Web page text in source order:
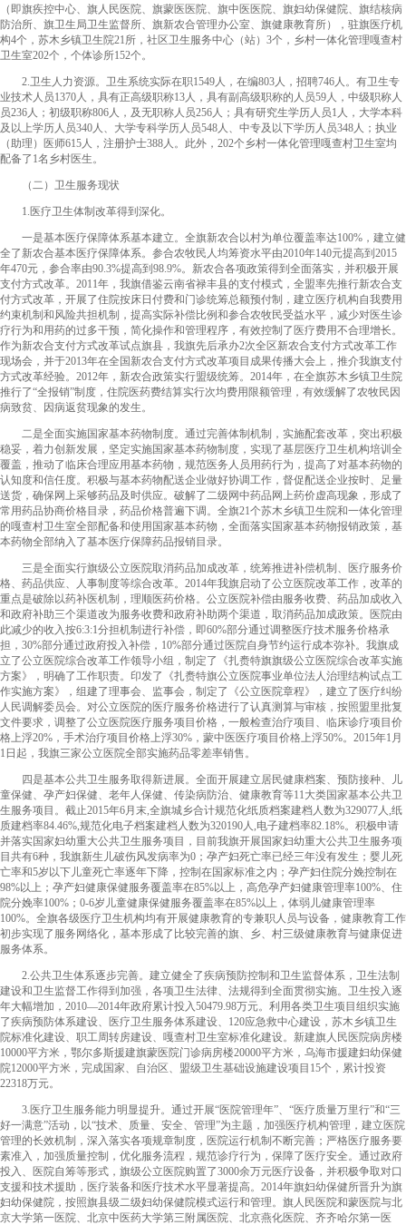
（即旗疾控中心、旗人民医院、旗蒙医医院、旗中医医院、旗妇幼保健院、旗结核病
防治所、旗卫生局卫生监督所、旗新农合管理办公室、旗健康教育所），驻旗医疗机
构4个，苏木乡镇卫生院21所，社区卫生服务中心（站）3个，乡村一体化管理嘎查村
卫生室202个，个体诊所152个。
2.卫生人力资源。卫生系统实际在职1549人，在编803人，招聘746人。有卫生专
业技术人员1370人，具有正高级职称13人，具有副高级职称的人员59人，中级职称人
员236人；初级职称806人，及无职称人员256人；具有研究生学历人员1人，大学本科
及以上学历人员340人、大学专科学历人员548人、中专及以下学历人员348人；执业
（助理）医师615人，注册护士388人。此外，202个乡村一体化管理嘎查村卫生室均
配备了1名乡村医生。
（二）卫生服务现状
1.医疗卫生体制改革得到深化。
一是基本医疗保障体系基本建立。全旗新农合以村为单位覆盖率达100%，建立健
全了新农合基本医疗保障体系。参合农牧民人均筹资水平由2010年140元提高到2015
年470元，参合率由90.3%提高到98.9%。新农合各项政策得到全面落实，并积极开展
支付方式改革。2011年，我旗借鉴云南省禄丰县的支付模式，全盟率先推行新农合支
付方式改革，开展了住院按床日付费和门诊统筹总额预付制，建立医疗机构自我费用
约束机制和风险共担机制，提高实际补偿比例和参合农牧民受益水平，减少对医生诊
疗行为和用药的过多干预，简化操作和管理程序，有效控制了医疗费用不合理增长。
作为新农合支付方式改革试点旗县，我旗先后承办2次全区新农合支付方式改革工作
现场会，并于2013年在全国新农合支付方式改革项目成果传播大会上，推介我旗支付
方式改革经验。2012年，新农合政策实行盟级统筹。2014年，在全旗苏木乡镇卫生院
推行了“全报销”制度，住院医药费结算实行次均费用限额管理，有效缓解了农牧民因
病致贫、因病返贫现象的发生。
二是全面实施国家基本药物制度。通过完善体制机制，实施配套改革，突出积极
稳妥，着力创新发展，坚定实施国家基本药物制度，实现了基层医疗卫生机构培训全
覆盖，推动了临床合理应用基本药物，规范医务人员用药行为，提高了对基本药物的
认知度和信任度。积极与基本药物配送企业做好协调工作，督促配送企业按时、足量
送货，确保网上采够药品及时供应。破解了二级网中药品网上药价虚高现象，形成了
常用药品协商价格目录，药品价格普遍下调。全旗21个苏木乡镇卫生院和一体化管理
的嘎查村卫生室全部配备和使用国家基本药物，全面落实国家基本药物报销政策，基
本药物全部纳入了基本医疗保障药品报销目录。
三是全面实行旗级公立医院取消药品加成改革，统筹推进补偿机制、医疗服务价
格、药品供应、人事制度等综合改革。2014年我旗启动了公立医院改革工作，改革的
重点是破除以药补医机制，理顺医药价格。公立医院补偿由服务收费、药品加成收入
和政府补助三个渠道改为服务收费和政府补助两个渠道，取消药品加成政策。医院由
此减少的收入按6:3:1分担机制进行补偿，即60%部分通过调整医疗技术服务价格承
担，30%部分通过政府投入补偿，10%部分通过医院自身节约运行成本弥补。我旗成
立了公立医院综合改革工作领导小组，制定了《扎赉特旗旗级公立医院综合改革实施
方案》，明确了工作职责。印发了《扎赉特旗公立医院事业单位法人治理结构试点工
作实施方案》，组建了理事会、监事会，制定了《公立医院章程》，建立了医疗纠纷
人民调解委员会。对公立医院的医疗服务价格进行了认真测算与审核，按照盟里批复
文件要求，调整了公立医院医疗服务项目价格，一般检查治疗项目、临床诊疗项目价
格上浮20%，手术治疗项目价格上浮30%，蒙中医医疗项目价格上浮50%。2015年1月
1日起，我旗三家公立医院全部实施药品零差率销售。
四是基本公共卫生服务取得新进展。全面开展建立居民健康档案、预防接种、儿
童保健、孕产妇保健、老年人保健、传染病防治、健康教育等11大类国家基本公共卫
生服务项目。截止2015年6月末,全旗城乡合计规范化纸质档案建档人数为329077人,纸
质建档率84.46%,规范化电子档案建档人数为320190人,电子建档率82.18%。积极申请
并落实国家妇幼重大公共卫生服务项目，目前我旗开展国家妇幼重大公共卫生服务项
目共有6种，我旗新生儿破伤风发病率为0；孕产妇死亡率已经三年没有发生；婴儿死
亡率和5岁以下儿童死亡率逐年下降，控制在国家标准之内；孕产妇住院分娩控制在
98%以上；孕产妇健康保健服务覆盖率在85%以上，高危孕产妇健康管理率100%、住
院分娩率100%；0-6岁儿童健康保健服务覆盖率在85%以上，体弱儿健康管理率
100%。全旗各级医疗卫生机构均有开展健康教育的专兼职人员与设备，健康教育工作
初步实现了服务网络化，基本形成了比较完善的旗、乡、村三级健康教育与健康促进
服务体系。
2.公共卫生体系逐步完善。建立健全了疾病预防控制和卫生监督体系，卫生法制
建设和卫生监督工作得到加强，各项卫生法律、法规得到全面贯彻实施。卫生投入逐
年大幅增加，2010—2014年政府累计投入50479.98万元。利用各类卫生项目组织实施
了疾病预防体系建设、医疗卫生服务体系建设、120应急救中心建设，苏木乡镇卫生
院标准化建设、职工周转房建设、嘎查村卫生室标准化建设。新建旗人民医院病房楼
10000平方米，鄂尔多斯援建旗蒙医院门诊病房楼20000平方米，乌海市援建妇幼保健
院12000平方米，完成国家、自治区、盟级卫生基础设施建设项目15个，累计投资
22318万元。
3.医疗卫生服务能力明显提升。通过开展“医院管理年”、“医疗质量万里行”和“三
好一满意”活动，以“技术、质量、安全、管理”为主题，加强医疗机构管理，建立医院
管理的长效机制，深入落实各项规章制度，医院运行机制不断完善；严格医疗服务要
素准入，加强质量控制，优化服务流程，规范诊疗行为，保障了医疗安全。通过政府
投入、医院自筹等形式，旗级公立医院购置了3000余万元医疗设备，并积极争取对口
支援和技术援助，医疗装备和医疗技术水平显著提高。2014年旗妇幼保健所晋升为旗
妇幼保健院，按照旗县级二级妇幼保健院模式运行和管理。旗人民医院和蒙医院与北
京大学第一医院、北京中医药大学第三附属医院、北京燕化医院、齐齐哈尔第一医